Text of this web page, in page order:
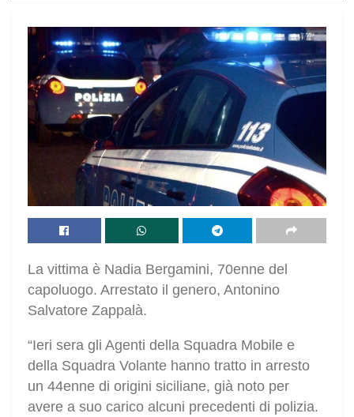
La vittima è Nadia Bergamini, 70enne del
capoluogo. Arrestato il genero, Antonino
Salvatore Zappalà.
“Ieri sera gli Agenti della Squadra Mobile e
della Squadra Volante hanno tratto in arresto
un 44enne di origini siciliane, già noto per
avere a suo carico alcuni precedenti di polizia.